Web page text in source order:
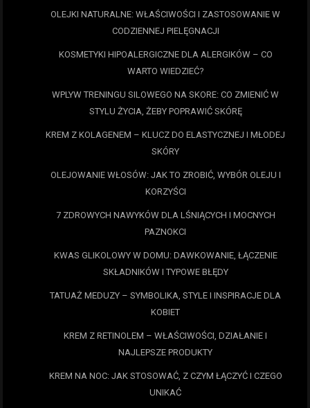
OLEJKI NATURALNE: WŁAŚCIWOŚCI I ZASTOSOWANIE W
CODZIENNEJ PIELĘGNACJI
KOSMETYKI HIPOALERGICZNE DLA ALERGIKÓW – CO
WARTO WIEDZIEĆ?
WPLYW TRENINGU SILOWEGO NA SKORE: CO ZMIENIĆ W
STYLU ŻYCIA, ŻEBY POPRAWIĆ SKÓRĘ
KREM Z KOLAGENEM – KLUCZ DO ELASTYCZNEJ I MŁODEJ
SKÓRY
OLEJOWANIE WŁOSÓW: JAK TO ZROBIĆ, WYBÓR OLEJU I
KORZYŚCI
7 ZDROWYCH NAWYKÓW DLA LŚNIĄCYCH I MOCNYCH
PAZNOKCI
KWAS GLIKOLOWY W DOMU: DAWKOWANIE, ŁĄCZENIE
SKŁADNIKÓW I TYPOWE BŁĘDY
TATUAŻ MEDUZY – SYMBOLIKA, STYLE I INSPIRACJE DLA
KOBIET
KREM Z RETINOLEM – WŁAŚCIWOŚCI, DZIAŁANIE I
NAJLEPSZE PRODUKTY
KREM NA NOC: JAK STOSOWAĆ, Z CZYM ŁĄCZYĆ I CZEGO
UNIKAĆ